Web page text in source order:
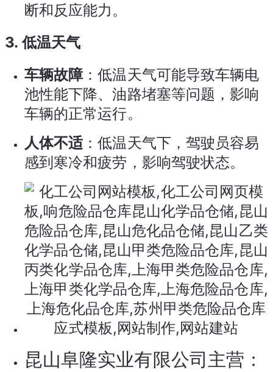
断和反应能力。
3.低温天气
车辆故障：低温天气可能导致车辆电
池性能下降、油路堵塞等问题，影响
车辆的正常运行。
人体不适 ：低温天气下，驾驶员容易
感到寒冷和疲劳，影响驾驶状态。
昆山阜隆实业有限公司主营：